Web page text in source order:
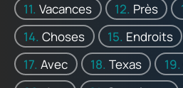
Vacances
Près
Choses
Endroits
Avec
Texas